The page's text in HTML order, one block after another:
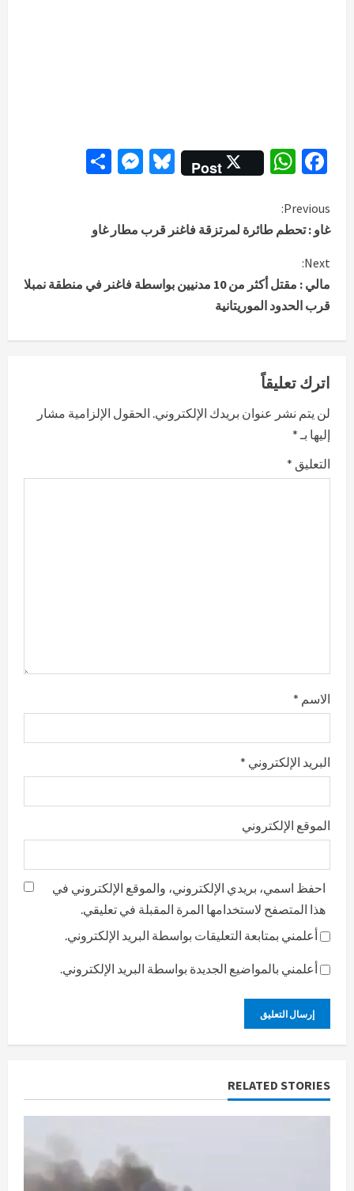
Facebook
WhatsApp
Post
Bluesky
C
n
t
i
n
u
e
R
g
Previous:
غاو : تحطم طائرة لمرتزقة فاغنر قرب مطار غاو
Next:
مالي : مقتل أكثر من 10 مدنيين بواسطة فاغنر في منطقة نمبلا
قرب الحدود الموريتانية
اترك تعليقاً
لن يتم نشر عنوان بريدك الإلكتروني. الحقول الإلزامية مشار
إليها بـ *
التعليق *
الاسم *
البريد الإلكتروني *
الموقع الإلكتروني
احفظ اسمي، بريدي الإلكتروني، والموقع الإلكتروني في
هذا المتصفح لاستخدامها المرة المقبلة في تعليقي.
أعلمني بمتابعة التعليقات بواسطة البريد الإلكتروني.
أعلمني بالمواضيع الجديدة بواسطة البريد الإلكتروني.
RELATED STORIES